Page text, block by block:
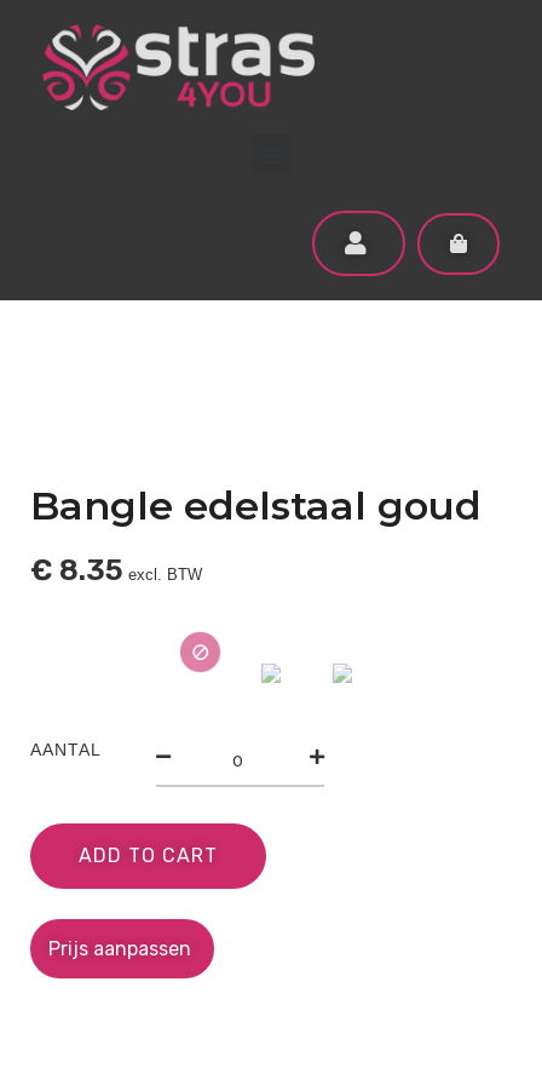
Bangle edelstaal goud
€ 8.35 excl. BTW
AANTAL
ADD TO CART
Prijs aanpassen